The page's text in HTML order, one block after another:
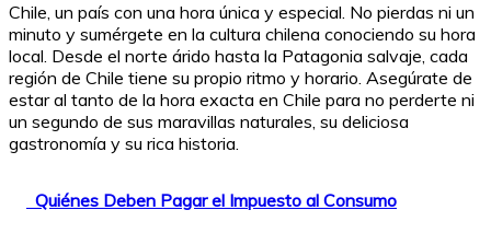
Chile, un país con una hora única y especial. No pierdas ni un
minuto y sumérgete en la cultura chilena conociendo su hora
local. Desde el norte árido hasta la Patagonia salvaje, cada
región de Chile tiene su propio ritmo y horario. Asegúrate de
estar al tanto de la hora exacta en Chile para no perderte ni
un segundo de sus maravillas naturales, su deliciosa
gastronomía y su rica historia.
Quiénes Deben Pagar el Impuesto al Consumo